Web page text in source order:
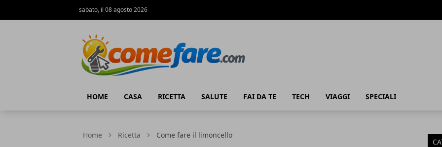
sabato, il 08 agosto 2026
HOME CASA RICETTA SALUTE FAI DA TE TECH VIAGGI SPECIALI
Home Ricetta Come fare il limoncello